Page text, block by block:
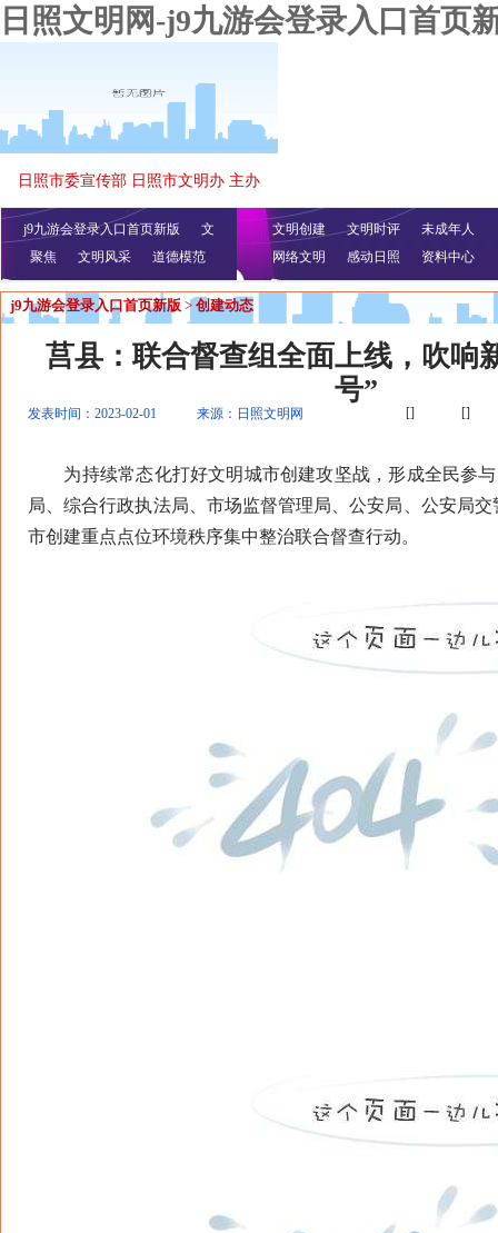
日照文明网-j9九游会登录入口首页
日照市委宣传部 日照市文明办 主办
j9九游会登录入口首页新版
文
明播报
公益视频
聚焦 文明风采 道德模范
文明创建 文明时评
未成年人
网络文明
感动日照 资料中心
j9九游会登录入口首页新版 > 创建动态
莒县：联合督查组全面上线，吹响
号”
发表时间：2023-02-01 来源：日照文明网 [] []
为持续常态化打好文明城市创建攻坚战，形成全民参与
局、综合行政执法局、市场监督管理局、公安局、公安局
市创建重点点位环境秩序集中整治联合督查行动。